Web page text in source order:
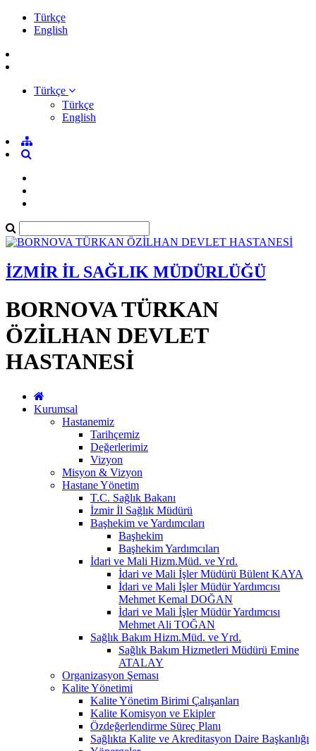
Türkçe
English
Türkçe
Türkçe
English
İZMİR İL SAĞLIK MÜDÜRLÜĞÜ
BORNOVA TÜRKAN
ÖZİLHAN DEVLET
HASTANESİ
Kurumsal
Hastanemiz
Tarihçemiz
Değerlerimiz
Vizyon
Misyon & Vizyon
Hastane Yönetim
T.C. Sağlık Bakanı
İzmir İl Sağlık Müdürü
Başhekim ve Yardımcıları
Başhekim
Başhekim Yardımcıları
İdari ve Mali Hizm.Müd. ve Yrd.
İdari ve Mali İşler Müdürü Bülent KAYA
İdari ve Mali İşler Müdür Yardımcısı
Mehmet Kemal DOĞAN
İdari ve Mali İşler Müdür Yardımcısı
Mehmet Ali TOĞAN
Sağlık Bakım Hizm.Müd. ve Yrd.
Sağlık Bakım Hizmetleri Müdürü Emine
ATALAY
Organizasyon Şeması
Kalite Yönetimi
Kalite Yönetim Birimi Çalışanları
Kalite Komisyon ve Ekipler
Özdeğerlendirme Süreç Planı
Sağlıkta Kalite ve Akreditasyon Daire Başkanlığı